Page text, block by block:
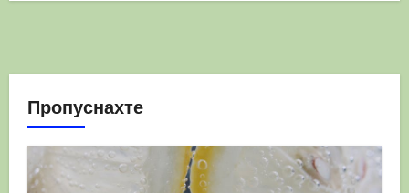
Пропуснахте